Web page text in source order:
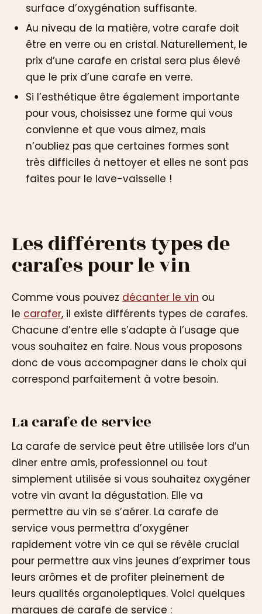
surface d’oxygénation suffisante.
Au niveau de la matière, votre carafe doit
être en verre ou en cristal. Naturellement, le
prix d’une carafe en cristal sera plus élevé
que le prix d’une carafe en verre.
Si l’esthétique être également importante
pour vous, choisissez une forme qui vous
convienne et que vous aimez, mais
n’oubliez pas que certaines formes sont
très difficiles à nettoyer et elles ne sont pas
faites pour le lave-vaisselle !
Les différents types de
carafes pour le vin
Comme vous pouvez décanter le vin ou
le carafer, il existe différents types de carafes.
Chacune d’entre elle s’adapte à l’usage que
vous souhaitez en faire. Nous vous proposons
donc de vous accompagner dans le choix qui
correspond parfaitement à votre besoin.
La carafe de service
La carafe de service peut être utilisée lors d’un
diner entre amis, professionnel ou tout
simplement utilisée si vous souhaitez oxygéner
votre vin avant la dégustation. Elle va
permettre au vin se s’aérer. La carafe de
service vous permettra d’oxygéner
rapidement votre vin ce qui se révèle crucial
pour permettre aux vins jeunes d’exprimer tous
leurs arômes et de profiter pleinement de
leurs qualités organoleptiques. Voici quelques
marques de carafe de service :